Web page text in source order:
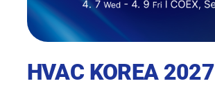
HVAC KOREA 2027